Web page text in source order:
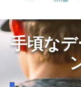
手頃な